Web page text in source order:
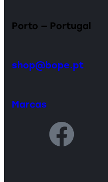
Porto — Portugal
shop@bope.pt
Marcas